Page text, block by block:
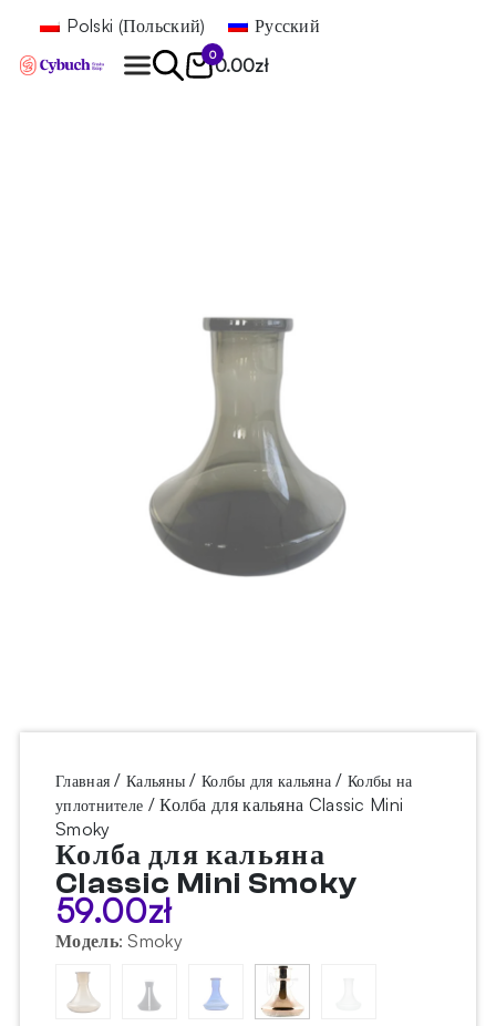
Polski (Польский) Русский
0
0.00zł
Главная /Кальяны /Колбы для кальяна /Колбы на
уплотнителе / Колба для кальяна Classic Mini
Smoky
Колба для кальяна
Classic Mini Smoky
59.00zł
Модель: Smoky